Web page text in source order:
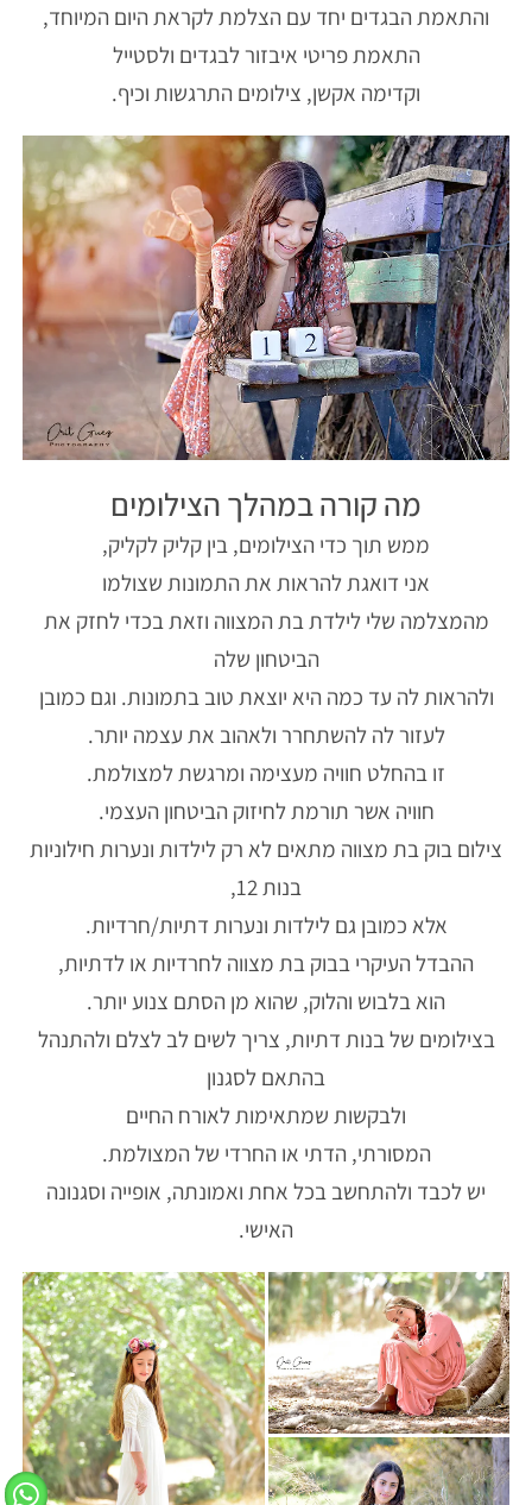
והתאמת הבגדים יחד עם הצלמת לקראת היום המיוחד,
התאמת פריטי איבזור לבגדים ולסטייל
וקדימה אקשן, צילומים התרגשות וכיף.
מה קורה במהלך הצילומים
ממש תוך כדי הצילומים, בין קליק לקליק,
אני דואגת להראות את התמונות שצולמו
מהמצלמה שלי לילדת בת המצווה וזאת בכדי לחזק את
הביטחון שלה
ולהראות לה עד כמה היא יוצאת טוב בתמונות. וגם כמובן
לעזור לה להשתחרר ולאהוב את עצמה יותר.
זו בהחלט חוויה מעצימה ומרגשת למצולמת.
חוויה אשר תורמת לחיזוק הביטחון העצמי.
צילום בוק בת מצווה מתאים לא רק לילדות ונערות חילוניות
בנות 12,
אלא כמובן גם לילדות ונערות דתיות/חרדיות.
ההבדל העיקרי בבוק בת מצווה לחרדיות או לדתיות,
הוא בלבוש והלוק, שהוא מן הסתם צנוע יותר.
בצילומים של בנות דתיות, צריך לשים לב לצלם ולהתנהל
בהתאם לסגנון
ולבקשות שמתאימות לאורח החיים
המסורתי, הדתי או החרדי של המצולמת.
יש לכבד ולהתחשב בכל אחת ואמונתה, אופייה וסגנונה
האישי.